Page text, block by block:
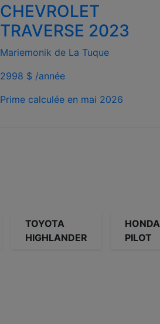
CHEVROLET
TRAVERSE 2023
Mariemonik de La Tuque
2998 $ /année
Prime calculée en mai 2026
TOYOTA
HIGHLANDER
HONDA
PILOT